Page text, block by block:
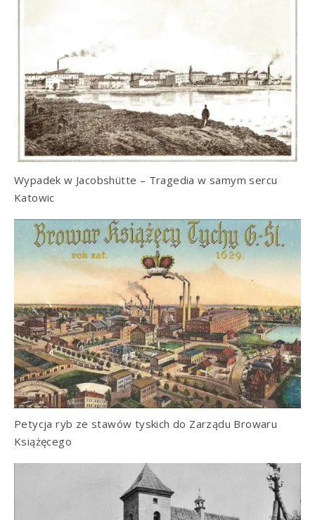
Wypadek w Jacobshütte – Tragedia w samym sercu
Katowic
Petycja ryb ze stawów tyskich do Zarządu Browaru
Książęcego